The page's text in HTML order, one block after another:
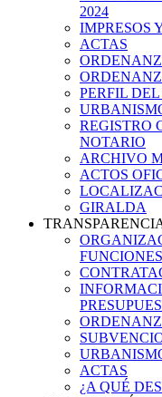
2024
IMPRESOS
ACTAS
PERFIL
REGISTRO
NOTARIO
ARCHIVO
ACTOS
GIRALDA
FUNCIONES
ACTAS
¿A QUÉ